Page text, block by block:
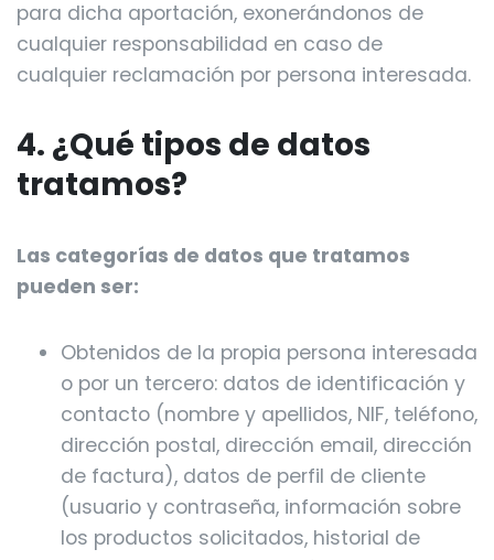
para dicha aportación, exonerándonos de
cualquier responsabilidad en caso de
cualquier reclamación por persona interesada.
4. ¿Qué tipos de datos
tratamos?
Las categorías de datos que tratamos
pueden ser:
Obtenidos de la propia persona interesada
o por un tercero: datos de identificación y
contacto (nombre y apellidos, NIF, teléfono,
dirección postal, dirección email, dirección
de factura), datos de perfil de cliente
(usuario y contraseña, información sobre
los productos solicitados, historial de